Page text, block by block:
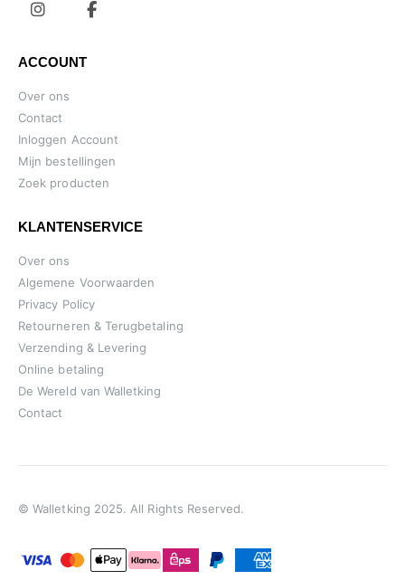
ACCOUNT
Over ons
Contact
Inloggen Account
Mijn bestellingen
Zoek producten
KLANTENSERVICE
Over ons
Algemene Voorwaarden
Privacy Policy
Retourneren & Terugbetaling
Verzending & Levering
Online betaling
De Wereld van Walletking
Contact
© Walletking 2025. All Rights Reserved.